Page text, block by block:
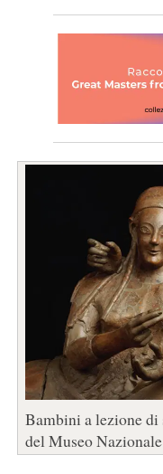
Bambini a lezione
del Museo